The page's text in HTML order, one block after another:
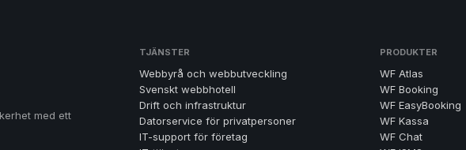
med ett
TJÄNSTER
Webbyrå och webbutveckling
Svenskt webbhotell
Drift och infrastruktur
Datorservice för privatpersoner
IT-support för företag
PRODUKTER
WF Atlas
WF Booking
WF EasyBooking
WF Kassa
WF Chat